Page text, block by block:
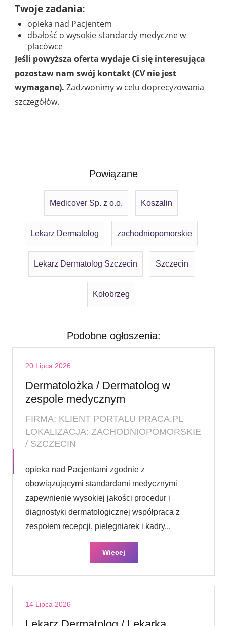
Twoje zadania:
opieka nad Pacjentem
dbałość o wysokie standardy medyczne w
placówce
Jeśli powyższa oferta wydaje Ci się interesująca
pozostaw nam swój kontakt (CV nie jest
wymagane). Zadzwonimy w celu doprecyzowania
szczegółów.
Powiązane
Medicover Sp. z o.o. Koszalin
Lekarz Dermatolog zachodniopomorskie
Lekarz Dermatolog Szczecin Szczecin
Kołobrzeg
Podobne ogłoszenia:
20 Lipca 2026
Dermatolożka / Dermatolog w
zespole medycznym
FIRMA: KLIENT PORTALU PRACA.PL
LOKALIZACJA: ZACHODNIOPOMORSKIE
/ SZCZECIN
opieka nad Pacjentami zgodnie z
obowiązującymi standardami medycznymi
zapewnienie wysokiej jakości procedur i
diagnostyki dermatologicznej współpraca z
zespołem recepcji, pielęgniarek i kadry...
Więcej
14 Lipca 2026